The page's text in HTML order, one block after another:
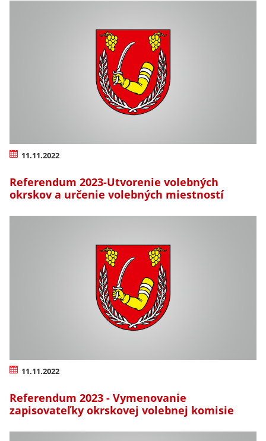
11.11.2022
Referendum 2023-Utvorenie volebných
okrskov a určenie volebných miestností
11.11.2022
Referendum 2023 - Vymenovanie
zapisovateľky okrskovej volebnej komisie